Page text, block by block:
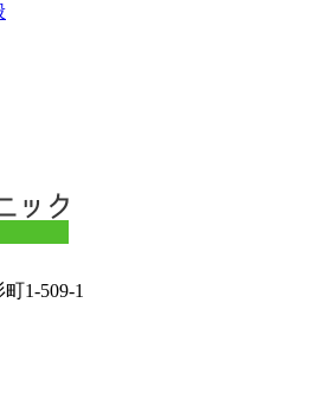
1-509-1